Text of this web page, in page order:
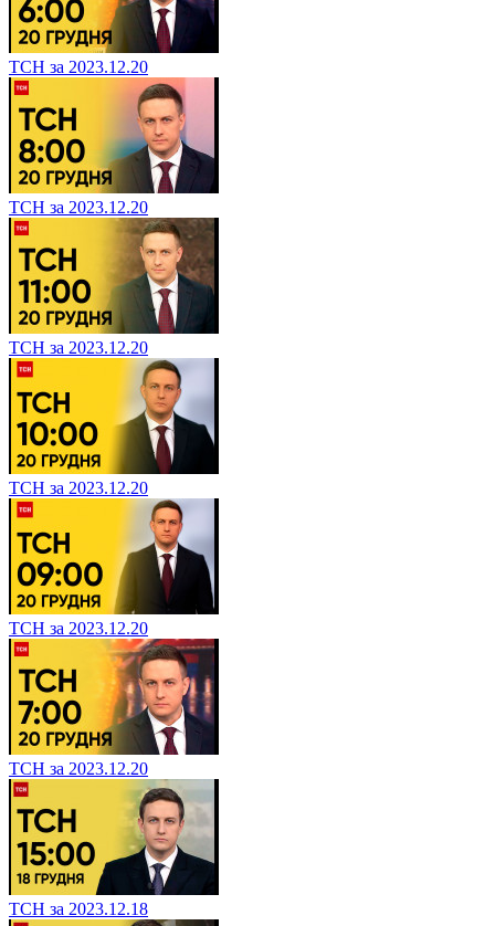
ТСН за 2023.12.20
ТСН за 2023.12.20
ТСН за 2023.12.20
ТСН за 2023.12.20
ТСН за 2023.12.20
ТСН за 2023.12.20
ТСН за 2023.12.18